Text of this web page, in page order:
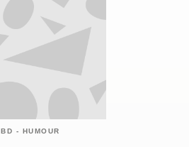
BD - HUMOUR